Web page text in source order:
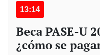
13:14
Beca PASE-U
¿cómo se